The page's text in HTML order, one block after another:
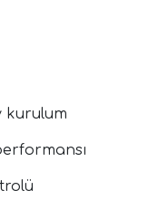
kurulum